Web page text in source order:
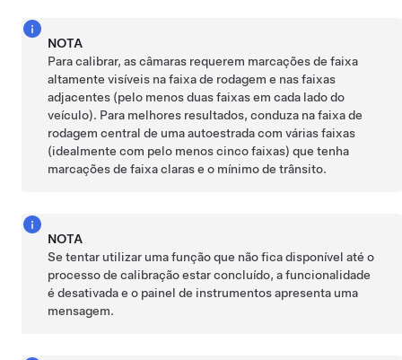
NOTA
Para calibrar, as câmaras requerem marcações de faixa
altamente visíveis na faixa de rodagem e nas faixas
adjacentes (pelo menos duas faixas em cada lado do
veículo). Para melhores resultados, conduza na faixa de
rodagem central de uma autoestrada com várias faixas
(idealmente com pelo menos cinco faixas) que tenha
marcações de faixa claras e o mínimo de trânsito.
NOTA
Se tentar utilizar uma função que não fica disponível até o
processo de calibração estar concluído, a funcionalidade
é desativada e o painel de instrumentosapresenta uma
mensagem.